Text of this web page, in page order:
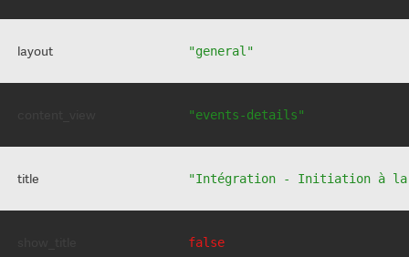
layout "general"
"events-details"
title "Intégration - Initiation à
false